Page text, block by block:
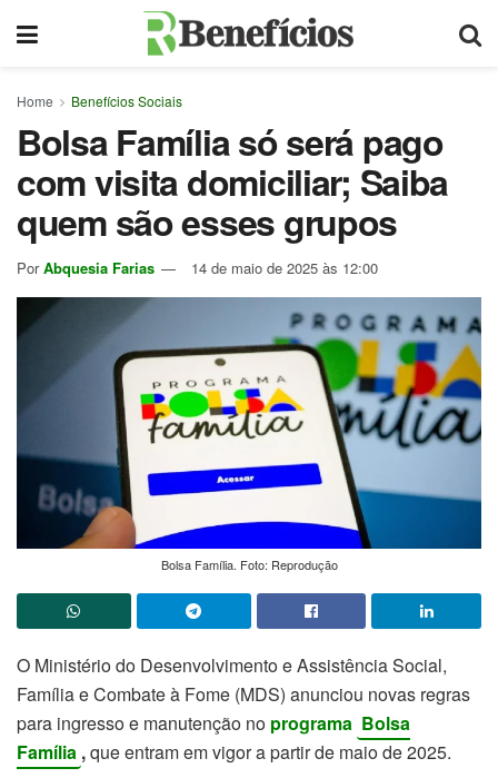
Home Benefícios Sociais
Bolsa Família só será pago
com visita domiciliar; Saiba
quem são esses grupos
Por Abquesia Farias 14 de maio de 2025 às 12:00
Bolsa Família. Foto: Reprodução
O Ministério do Desenvolvimento e Assistência Social,
Família e Combate à Fome (MDS) anunciou novas regras
para ingresso e manutenção no programa Bolsa
Família ,que entram em vigor a partir de maio de 2025.